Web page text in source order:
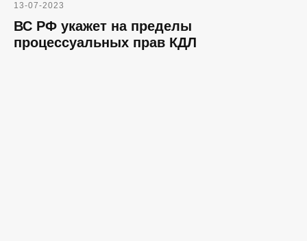
13-07-2023
ВС РФ укажет на пределы
процессуальных прав КДЛ